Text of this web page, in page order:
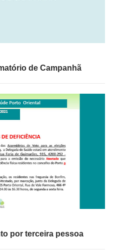
de Campanhã
por terceira pessoa